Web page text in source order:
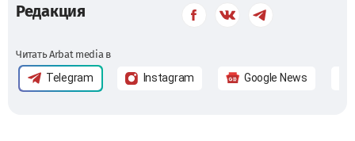
Редакция
Читать Arbat media в
Telegram Instagram Google News